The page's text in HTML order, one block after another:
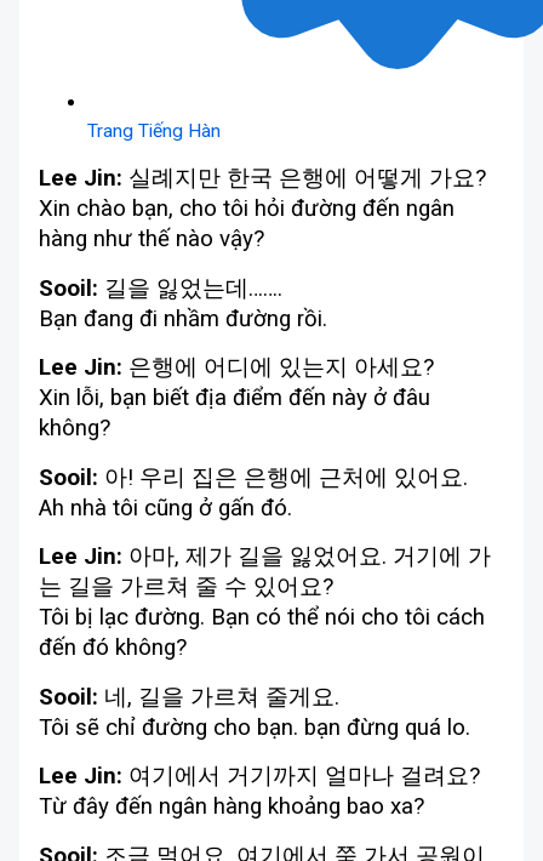
Trang Tiếng Hàn
Lee Jin: 실례지만 한국 은행에 어떻게 가요?
Xin chào bạn, cho tôi hỏi đường đến ngân
hàng như thế nào vậy?
Sooil: 길을 잃었는데…….
Bạn đang đi nhầm đường rồi.
Lee Jin: 은행에 어디에 있는지 아세요?
Xin lỗi, bạn biết địa điểm đến này ở đâu
không?
Sooil: 아! 우리 집은 은행에 근처에 있어요.
Ah nhà tôi cũng ở gấn đó.
Lee Jin: 아마, 제가 길을 잃었어요. 거기에 가
는 길을 가르쳐 줄 수 있어요?
Tôi bị lạc đường. Bạn có thể nói cho tôi cách
đến đó không?
Sooil: 네, 길을 가르쳐 줄게요.
Tôi sẽ chỉ đường cho bạn. bạn đừng quá lo.
Lee Jin: 여기에서 거기까지 얼마나 걸려요?
Từ đây đến ngân hàng khoảng bao xa?
Sooil: 조금 멀어요. 여기에서 쭉 가서 공원이